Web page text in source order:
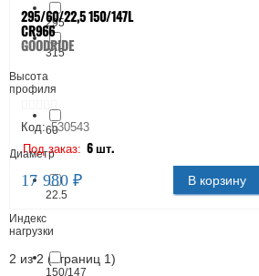
295
315
Высота
профиля
60
Диаметр
22.5
Индекс
нагрузки
150/147
295/60/22,5 150/147L
CR966
GOODRIDE
Код:530543
Под заказ: 6 шт.
17 980 ₽
В корзину
2 из 2 (страниц 1)